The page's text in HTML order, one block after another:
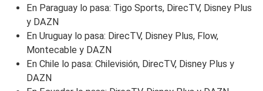
En Paraguay lo pasa: Tigo Sports, DirecTV, Disney Plus
y DAZN
En Uruguay lo pasa: DirecTV, Disney Plus, Flow,
Montecable y DAZN
En Chile lo pasa: Chilevisión, DirecTV, Disney Plus y
DAZN